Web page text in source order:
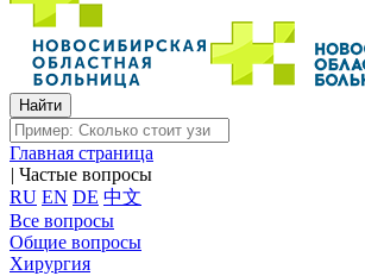
Главная страница
| Частые вопросы
RU EN DE 中文
Все вопросы
Общие вопросы
Хирургия